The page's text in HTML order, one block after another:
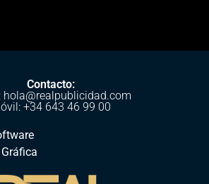
Contacto:
hola@realpublicidad.com
+34 643 46 99 00